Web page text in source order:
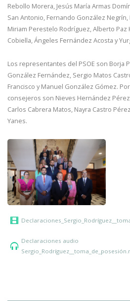
Rebollo Morera, Jesús María Armas
San Antonio, Fernando González
Miriam Perestelo Rodríguez, Alberto Paz
Cobiella, Ángeles Fernández Acosta y
Los representantes del PSOE son Borja
González Fernández, Sergio Matos
Francisco y Manuel González Gómez.
consejeros son Nieves Hernández
Carlos Cabrera Matos, Nayra Castro
Yanes.
Declaraciones audio